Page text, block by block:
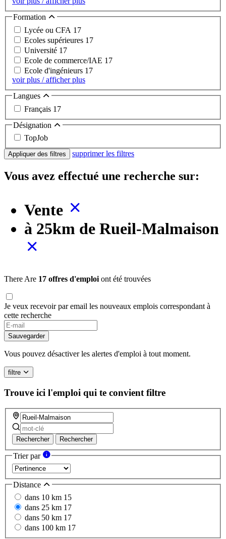
Formation
Lycée ou CFA 17
Ecoles supérieures 17
Université 17
Ecole de commerce/IAE 17
Ecole d'ingénieurs 17
voir plus / afficher plus
Langues
Français 17
Désignation
TopJob
Appliquer des filtres supprimer les filtres
Vous avez effectué une recherche sur:
Vente
à 25km de Rueil-Malmaison
There Are 17 offres d'emploi ont été trouvées
Je veux recevoir par email les nouveaux emplois correspondant à
cette recherche
Sauvegarder
Vous pouvez désactiver les alertes d'emploi à tout moment.
filtre
Trouve ici l'emploi qui te convient filtre
Rechercher Rechercher
Trier par
Distance
dans 10 km 15
dans 25 km 17
dans 50 km 17
dans 100 km 17